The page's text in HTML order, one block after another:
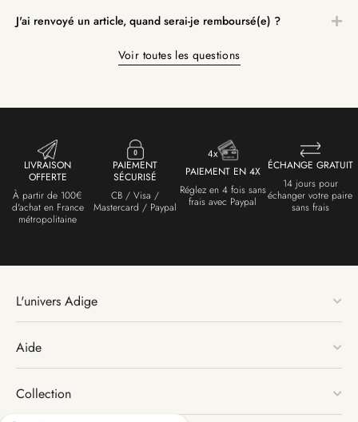
J'ai renvoyé un article, quand serai-je remboursé(e) ?
Voir toutes les questions
LIVRAISON
OFFERTE
À partir de 100€
d'achat en France
métropolitaine
PAIEMENT
SÉCURISÉ
CB / Visa /
Mastercard / Paypal
PAIEMENT EN 4X
Réglez en 4 fois sans
frais avec Paypal
ÉCHANGE GRATUIT
14 jours pour
échanger votre paire
sans frais
L'univers Adige
Aide
Collection